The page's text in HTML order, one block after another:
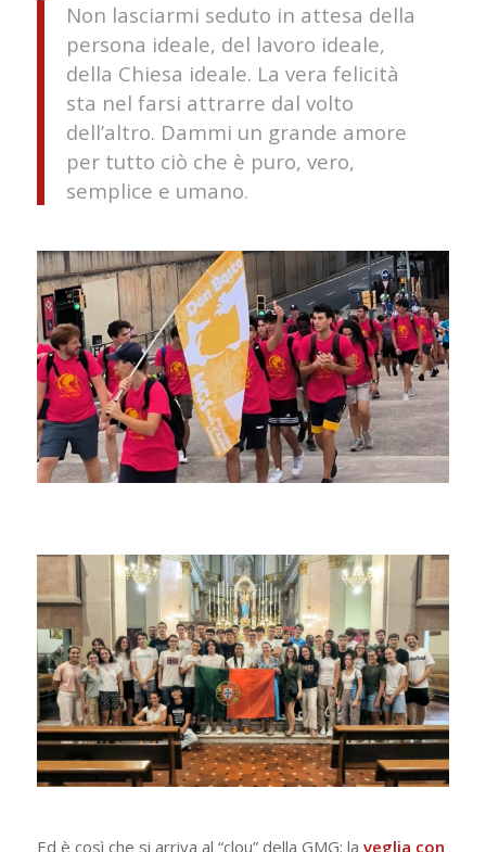
Non lasciarmi seduto in attesa della
persona ideale, del lavoro ideale,
della Chiesa ideale. La vera felicità
sta nel farsi attrarre dal volto
dell’altro. Dammi un grande amore
per tutto ciò che è puro, vero,
semplice e umano.
Ed è così che si arriva al “clou” della GMG: la veglia con